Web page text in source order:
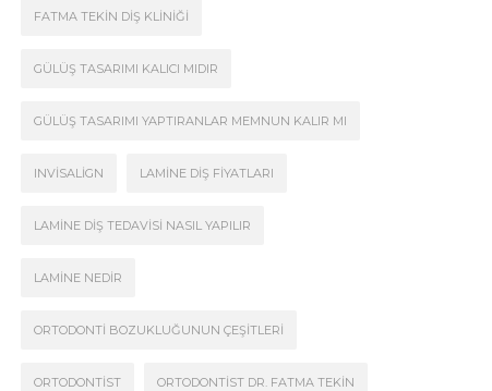
FATMA TEKIN DIŞ KLINIĞI
GÜLÜŞ TASARIMI KALICI MIDIR
GÜLÜŞ TASARIMI YAPTIRANLAR MEMNUN KALIR MI
INVISALIGN LAMINE DIŞ FIYATLARI
LAMINE DIŞ TEDAVISI NASIL YAPILIR
LAMINE NEDIR
ORTODONTI BOZUKLUĞUNUN ÇEŞITLERI
ORTODONTIST ORTODONTIST DR. FATMA TEKIN